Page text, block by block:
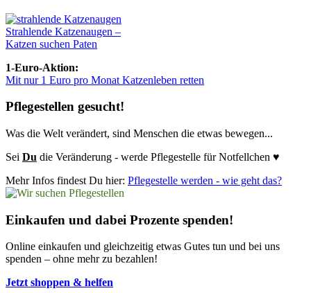
Strahlende Katzenaugen –
Katzen suchen Paten
1-Euro-Aktion:
Mit nur 1 Euro pro Monat Katzenleben retten
Pflegestellen gesucht!
Was die Welt verändert, sind Menschen die etwas bewegen...
Sei Du die Veränderung - werde Pflegestelle für Notfellchen ♥
Mehr Infos findest Du hier: Pflegestelle werden - wie geht das?
Einkaufen und dabei Prozente spenden!
Online einkaufen und gleichzeitig etwas Gutes tun und bei uns
spenden – ohne mehr zu bezahlen!
Jetzt shoppen & helfen